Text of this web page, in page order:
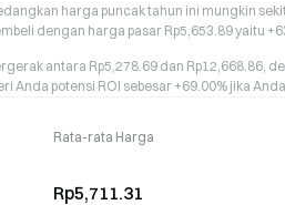
harga puncak tahun ini mungkin
dengan harga pasar Rp5,653.89 yaitu
antara Rp5,278.69 dan Rp12,668.86,
Anda potensi ROI sebesar +69.00% jika
Rata-rata Harga
Rp5,711.31